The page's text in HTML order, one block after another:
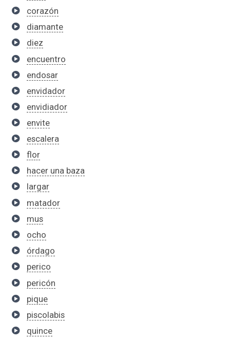
corazón
diamante
diez
encuentro
endosar
envidador
envidiador
envite
escalera
flor
hacer una baza
largar
matador
mus
ocho
órdago
perico
pericón
pique
piscolabis
quince